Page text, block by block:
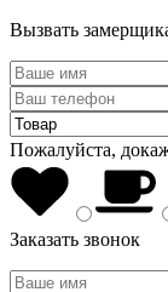
Вызвать
Пожалуйста,
Заказать звонок